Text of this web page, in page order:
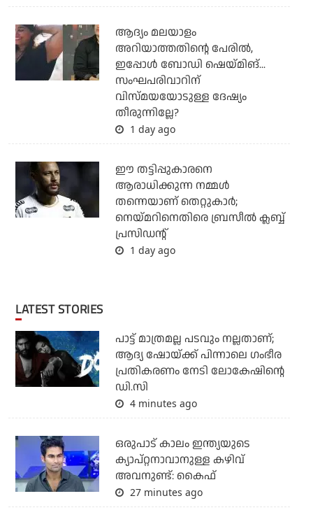
ആദ്യം മലയാളം
അറിയാത്തതിന്റെ പേരില്‍,
ഇപ്പോള്‍ ബോഡി ഷെയ്മിങ്...
സംഘപരിവാറിന്
വിസ്മയയോടുള്ള ദേഷ്യം
തീരുന്നില്ലേ?
1 day ago
ഈ തട്ടിപ്പുകാരനെ
ആരാധിക്കുന്ന നമ്മള്‍
തന്നെയാണ് തെറ്റുകാര്‍;
നെയ്മറിനെതിരെ ബ്രസീല്‍ ക്ലബ്ബ്
പ്രസിഡന്റ്
1 day ago
LATEST STORIES
പാട്ട് മാത്രമല്ല പടവും നല്ലതാണ്;
ആദ്യ ഷോയ്ക്ക് പിന്നാലെ ഗംഭീര
പ്രതികരണം നേടി ലോകേഷിന്റെ
ഡി.സി
4 minutes ago
ഒരുപാട് കാലം ഇന്ത്യയുടെ
ക്യാപ്റ്റനാവാനുള്ള കഴിവ്
അവനുണ്ട്: കൈഫ്
27 minutes ago